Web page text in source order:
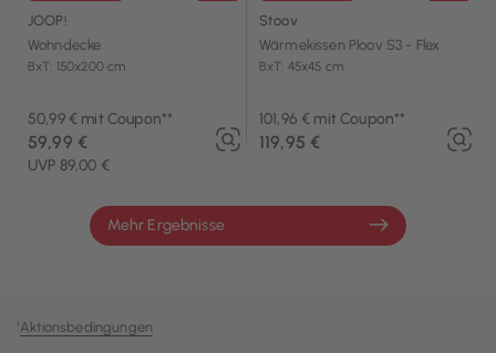
JOOP!
Wohndecke
BxT: 150x200 cm
50,99 € mit Coupon**
UVP 89,00 €
59,99 €
Stoov
Wärmekissen Ploov S3 - Flex
BxT: 45x45 cm
101,96 € mit Coupon**
119,95 €
Mehr Ergebnisse
¹Aktionsbedingungen